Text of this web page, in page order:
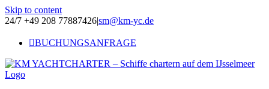
Skip to content
24/7 +49 208 77887426|sm@km-yc.de
BUCHUNGSANFRAGE